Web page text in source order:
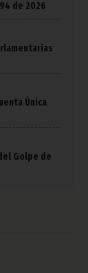
de 2026
Única
Golpe de